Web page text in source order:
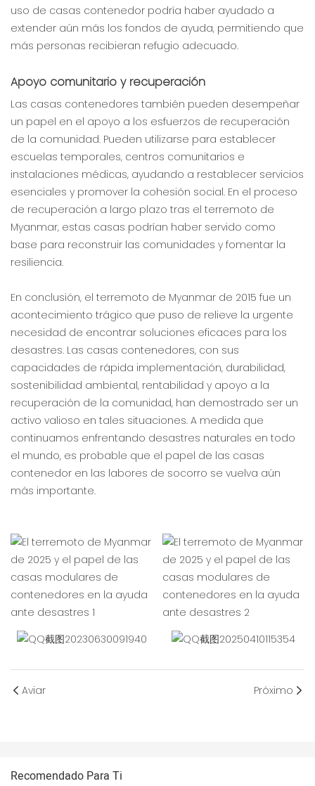
uso de casas contenedor podría haber ayudado a
extender aún más los fondos de ayuda, permitiendo que
más personas recibieran refugio adecuado.
Apoyo comunitario y recuperación
Las casas contenedores también pueden desempeñar
un papel en el apoyo a los esfuerzos de recuperación
de la comunidad. Pueden utilizarse para establecer
escuelas temporales, centros comunitarios e
instalaciones médicas, ayudando a restablecer servicios
esenciales y promover la cohesión social. En el proceso
de recuperación a largo plazo tras el terremoto de
Myanmar, estas casas podrían haber servido como
base para reconstruir las comunidades y fomentar la
resiliencia.
En conclusión, el terremoto de Myanmar de 2015 fue un
acontecimiento trágico que puso de relieve la urgente
necesidad de encontrar soluciones eficaces para los
desastres. Las casas contenedores, con sus
capacidades de rápida implementación, durabilidad,
sostenibilidad ambiental, rentabilidad y apoyo a la
recuperación de la comunidad, han demostrado ser un
activo valioso en tales situaciones. A medida que
continuamos enfrentando desastres naturales en todo
el mundo, es probable que el papel de las casas
contenedor en las labores de socorro se vuelva aún
más importante.
Aviar Próximo
Recomendado Para Ti